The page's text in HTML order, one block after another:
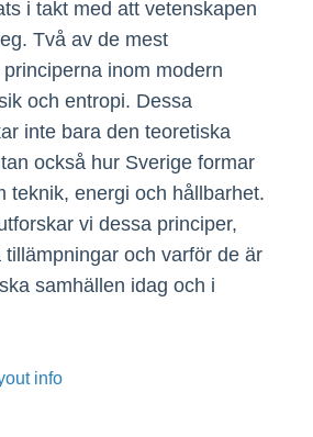
i takt med att vetenskapen
Två av de mest
inom modern
och entropi. Dessa
inte bara den teoretiska
också hur Sverige formar
teknik, energi och hållbarhet.
vi dessa principer,
tillämpningar och varför de är
samhällen idag och i
info